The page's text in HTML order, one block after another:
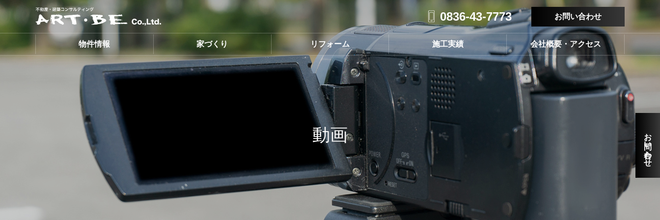
ART・BE株式会社
お問い合わせ
0836-43-7773
物件情報 家づくり リフォーム 施工実績 会社概要・アクセス
動画 お問い合わせ